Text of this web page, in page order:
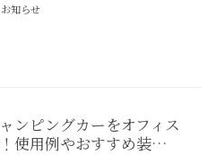
お知らせ
ンピングカーをオフィス
使用例やおすすめ装…